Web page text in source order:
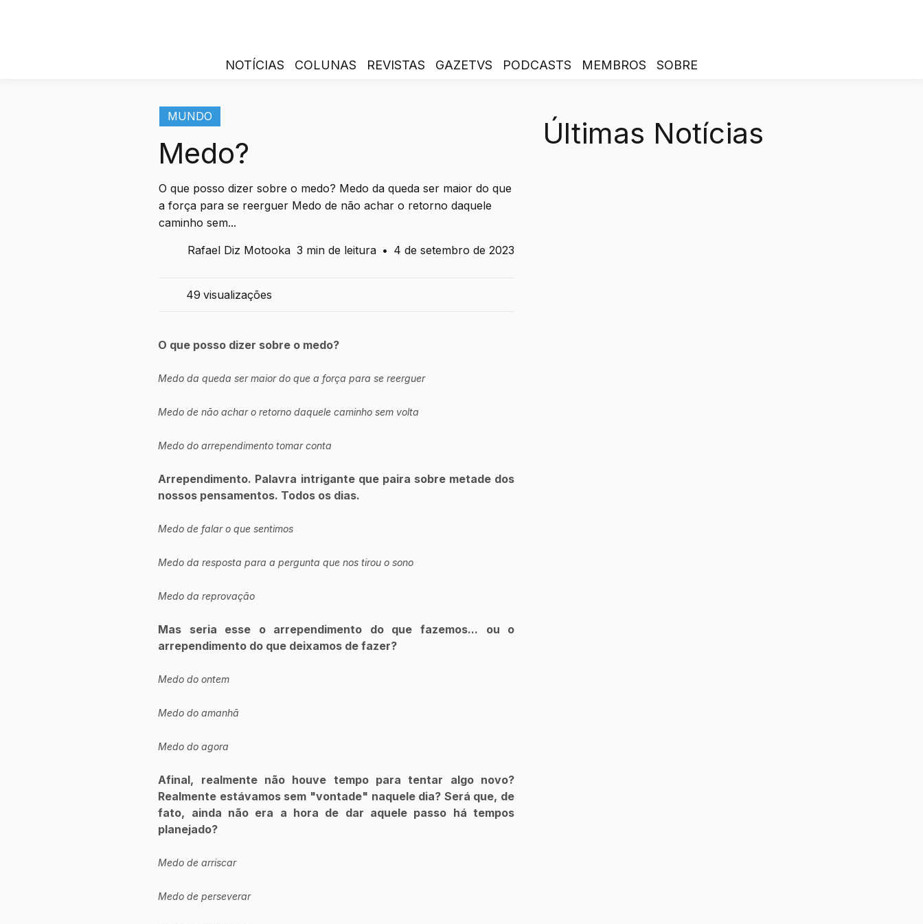
NOTÍCIAS COLUNAS REVISTAS GAZETVS PODCASTS MEMBROS SOBRE
MUNDO
Medo?
O que posso dizer sobre o medo? Medo da queda ser maior do que
a força para se reerguer Medo de não achar o retorno daquele
caminho sem...
Rafael Diz Motooka 3 min de leitura • 4 de setembro de 2023
49 visualizações
O que posso dizer sobre o medo?
Medo da queda ser maior do que a força para se reerguer
Medo de não achar o retorno daquele caminho sem volta
Medo do arrependimento tomar conta
Arrependimento. Palavra intrigante que paira sobre metade dos
nossos pensamentos. Todos os dias.
Medo de falar o que sentimos
Medo da resposta para a pergunta que nos tirou o sono
Medo da reprovação
Mas seria esse o arrependimento do que fazemos... ou o
arrependimento do que deixamos de fazer?
Medo do ontem
Medo do amanhã
Medo do agora
Afinal, realmente não houve tempo para tentar algo novo?
Realmente estávamos sem "vontade" naquele dia? Será que, de
fato, ainda não era a hora de dar aquele passo há tempos
planejado?
Medo de arriscar
Medo de perseverar
Últimas Notícias